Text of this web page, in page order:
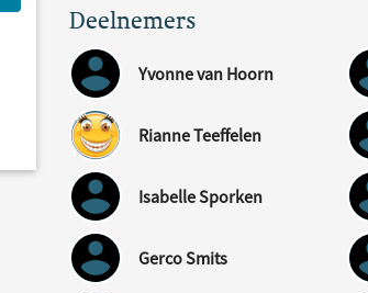
Deelnemers
Yvonne van Hoorn
Rianne Teeffelen
Isabelle Sporken
Gerco Smits